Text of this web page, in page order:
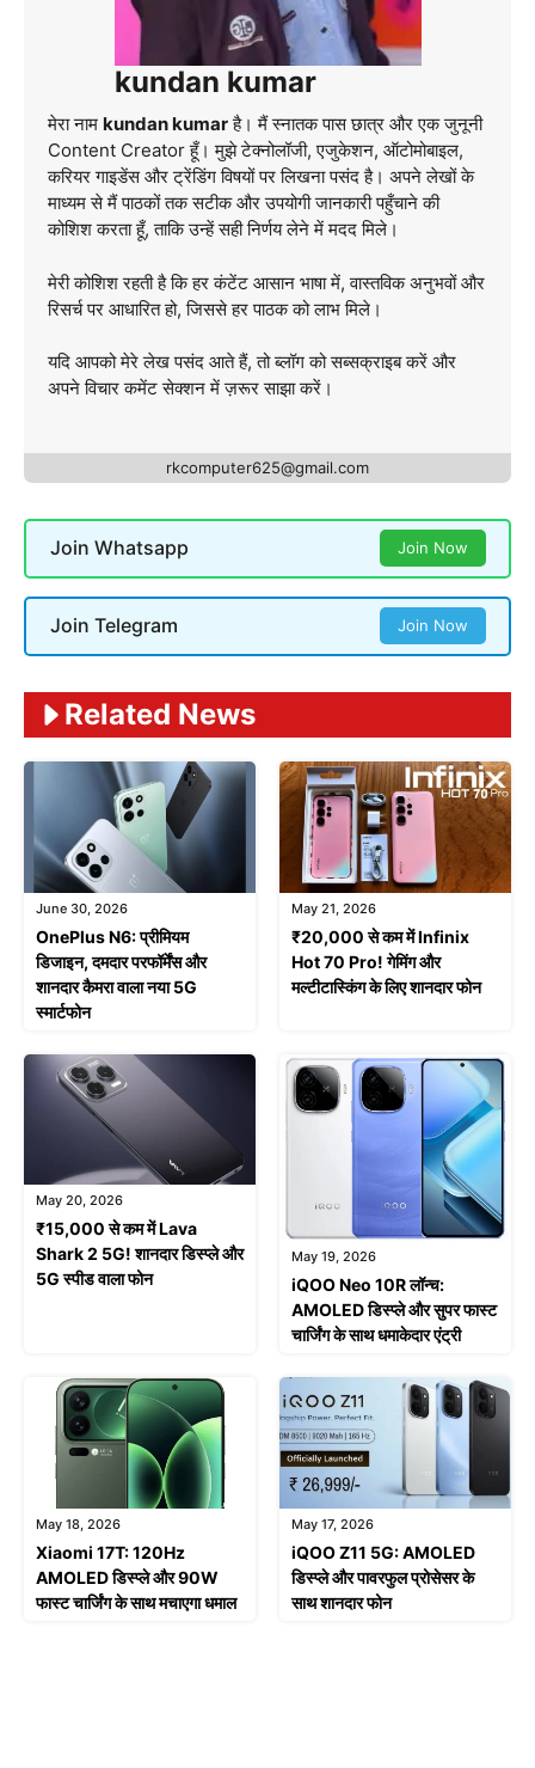
kundan kumar
मेरा नाम kundan kumarहै। मैं स्नातक पास छात्र और एक जुनूनी
Content Creator हूँ। मुझे टेक्नोलॉजी, एजुकेशन, ऑटोमोबाइल,
करियर गाइडेंस और ट्रेंडिंग विषयों पर लिखना पसंद है। अपने लेखों के
माध्यम से मैं पाठकों तक सटीक और उपयोगी जानकारी पहुँचाने की
कोशिश करता हूँ, ताकि उन्हें सही निर्णय लेने में मदद मिले।
मेरी कोशिश रहती है कि हर कंटेंट आसान भाषा में, वास्तविक अनुभवों और
रिसर्च पर आधारित हो, जिससे हर पाठक को लाभ मिले।
यदि आपको मेरे लेख पसंद आते हैं, तो ब्लॉग को सब्सक्राइब करें और
अपने विचार कमेंट सेक्शन में ज़रूर साझा करें।
rkcomputer625@gmail.com
Join Whatsapp Join Now
Join Telegram Join Now
Related News
June 30, 2026
OnePlus N6: प्रीमियम
डिजाइन, दमदार परफॉर्मेंस और
शानदार कैमरा वाला नया 5G
स्मार्टफोन
May 21, 2026
₹20,000 से कम में Infinix
Hot 70 Pro! गेमिंग और
मल्टीटास्किंग के लिए शानदार फोन
May 20, 2026
₹15,000 से कम में Lava
Shark 2 5G! शानदार डिस्प्ले और
5G स्पीड वाला फोन
May 19, 2026
iQOO Neo 10R लॉन्च:
AMOLED डिस्प्ले और सुपर फास्ट
चार्जिंग के साथ धमाकेदार एंट्री
May 18, 2026
Xiaomi 17T: 120Hz
AMOLED डिस्प्ले और 90W
फास्ट चार्जिंग के साथ मचाएगा धमाल
May 17, 2026
iQOO Z11 5G: AMOLED
डिस्प्ले और पावरफुल प्रोसेसर के
साथ शानदार फोन